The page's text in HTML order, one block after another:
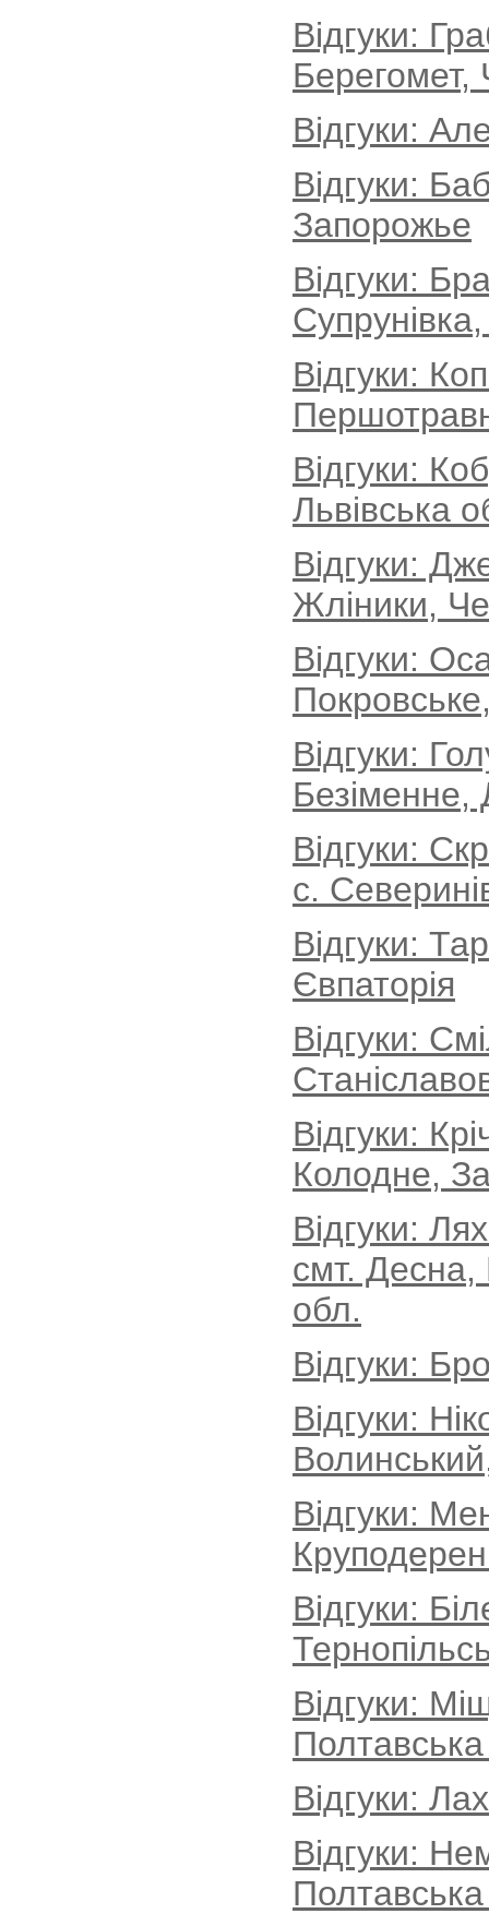
Відгуки:
Берегомет,
Відгуки:
Відгуки:
Запорожье
Відгуки:
Відгуки:
Відгуки:
Львівська
Відгуки:
Жліники,
Відгуки:
Відгуки:
Безіменне,
Відгуки:
с.
Відгуки:
Євпаторія
Відгуки:
Відгуки:
Колодне,
Відгуки:
смт. Десна,
обл.
Відгуки:
Відгуки:
Відгуки:
Відгуки:
Відгуки:
Відгуки:
Відгуки: